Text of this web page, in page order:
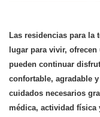
Las residencias para la
lugar para vivir,
pueden continuar
confortable, agradable
cuidados necesarios
médica, actividad física